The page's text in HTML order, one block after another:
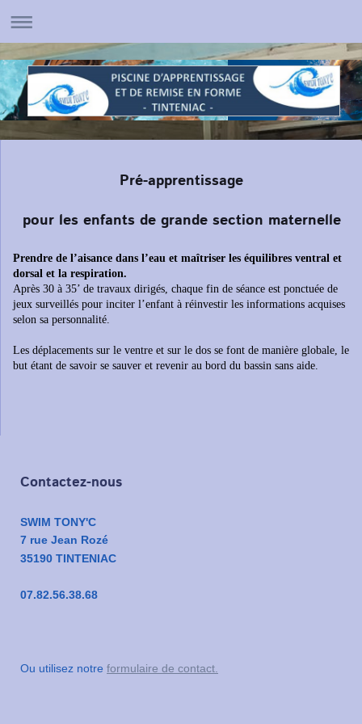
Pré-apprentissage
pour les enfants de grande section maternelle
Prendre de l’aisance dans l’eau et maîtriser les équilibres ventral et
dorsal et la respiration.
Après 30 à 35’ de travaux dirigés, chaque fin de séance est ponctuée de
jeux surveillés pour inciter l’enfant à réinvestir les informations acquises
selon sa personnalité.
Les déplacements sur le ventre et sur le dos se font de manière globale, le
but étant de savoir se sauver et revenir au bord du bassin sans aide.
Contactez-nous
SWIM TONY'C
7 rue Jean Rozé
35190 TINTENIAC
07.82.56.38.68
Ou utilisez notre formulaire de contact.